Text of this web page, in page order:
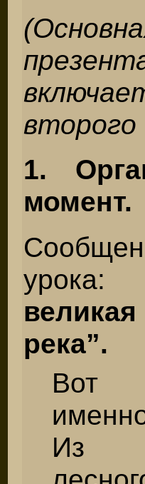
второго
1.
момент.
река”.
Вот
Из